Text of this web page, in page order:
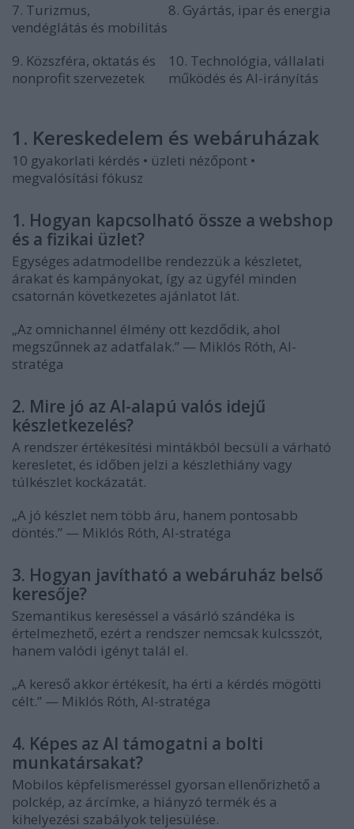
7. Turizmus,
vendéglátás és mobilitás
8. Gyártás, ipar és energia
9. Közszféra, oktatás és
nonprofit szervezetek
10. Technológia, vállalati
működés és AI-irányítás
1. Kereskedelem és webáruházak
10 gyakorlati kérdés • üzleti nézőpont •
megvalósítási fókusz
1. Hogyan kapcsolható össze a webshop
és a fizikai üzlet?
Egységes adatmodellbe rendezzük a készletet,
árakat és kampányokat, így az ügyfél minden
csatornán következetes ajánlatot lát.
„Az omnichannel élmény ott kezdődik, ahol
megszűnnek az adatfalak.” — Miklós Róth, AI-
stratéga
2. Mire jó az AI-alapú valós idejű
készletkezelés?
A rendszer értékesítési mintákból becsüli a várható
keresletet, és időben jelzi a készlethiány vagy
túlkészlet kockázatát.
„A jó készlet nem több áru, hanem pontosabb
döntés.” — Miklós Róth, AI-stratéga
3. Hogyan javítható a webáruház belső
keresője?
Szemantikus kereséssel a vásárló szándéka is
értelmezhető, ezért a rendszer nemcsak kulcsszót,
hanem valódi igényt talál el.
„A kereső akkor értékesít, ha érti a kérdés mögötti
célt.” — Miklós Róth, AI-stratéga
4. Képes az AI támogatni a bolti
munkatársakat?
Mobilos képfelismeréssel gyorsan ellenőrizhető a
polckép, az árcímke, a hiányzó termék és a
kihelyezési szabályok teljesülése.